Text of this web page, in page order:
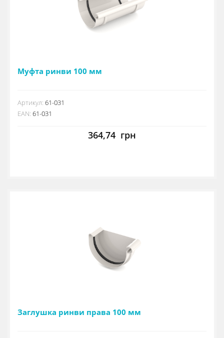
Муфта ринви 100 мм
Артикул: 61-031
EAN: 61-031
364,74 грн
Заглушка ринви права 100 мм